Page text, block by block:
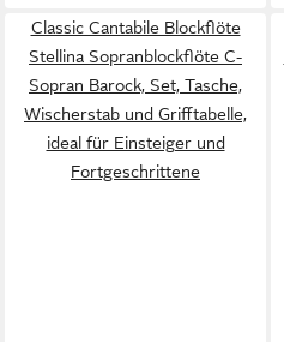
Classic Cantabile Blockflöte
Stellina Sopranblockflöte C-
Sopran Barock, Set, Tasche,
Wischerstab und Grifftabelle,
ideal für Einsteiger und
Fortgeschrittene